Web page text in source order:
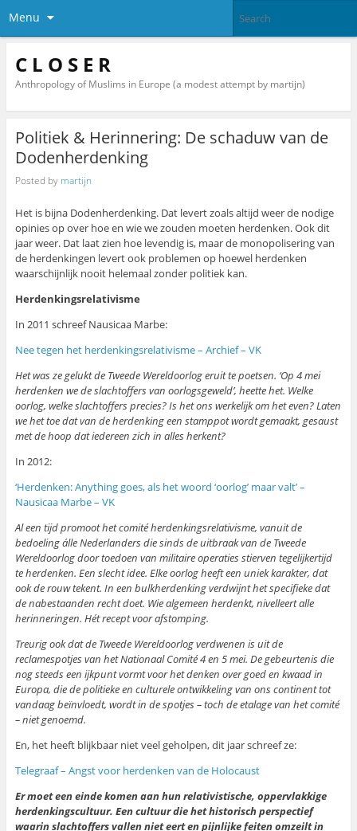
Menu
C L O S E R
Anthropology of Muslims in Europe (a modest attempt by martijn)
Politiek & Herinnering: De schaduw van de
Dodenherdenking
Posted by martijn
Het is bijna Dodenherdenking. Dat levert zoals altijd weer de nodige
opinies op over hoe en wie we zouden moeten herdenken. Ook dit
jaar weer. Dat laat zien hoe levendig is, maar de monopolisering van
de herdenkingen levert ook problemen op hoewel herdenken
waarschijnlijk nooit helemaal zonder politiek kan.
Herdenkingsrelativisme
In 2011 schreef Nausicaa Marbe:
Nee tegen het herdenkingsrelativisme – Archief – VK
Het was ze gelukt de Tweede Wereldoorlog eruit te poetsen. ‘Op 4 mei
herdenken we de slachtoffers van oorlogsgeweld’, heette het. Welke
oorlog, welke slachtoffers precies? Is het ons werkelijk om het even? Laten
we het toe dat van de herdenking een stamppot wordt gemaakt, gesaust
met de hoop dat iedereen zich in alles herkent?
In 2012:
‘Herdenken: Anything goes, als het woord ‘oorlog’ maar valt’ –
Nausicaa Marbe – VK
Al een tijd promoot het comité herdenkingsrelativisme, vanuit de
bedoeling álle Nederlanders die sinds de uitbraak van de Tweede
Wereldoorlog door toedoen van militaire operaties stierven tegelijkertijd
te herdenken. Een slecht idee. Elke oorlog heeft een uniek karakter, dat
ook de rouw tekent. In een bulkherdenking verdwijnt het specifieke dat
de nabestaanden recht doet. Wie algemeen herdenkt, nivelleert alle
herinneringen. Hét recept voor afstomping.
Treurig ook dat de Tweede Wereldoorlog verdwenen is uit de
reclamespotjes van het Nationaal Comité 4 en 5 mei. De gebeurtenis die
nog steeds een ijkpunt vormt voor het denken over goed en kwaad in
Europa, die de politieke en culturele ontwikkeling van ons continent tot
vandaag beïnvloedt, wordt in de spotjes – toch de etalage van het comité
– niet genoemd.
En, het heeft blijkbaar niet veel geholpen, dit jaar schreef ze:
Telegraaf – Angst voor herdenken van de Holocaust
Er moet een einde komen aan hun relativistische, oppervlakkige
herdenkingscultuur. Een cultuur die het historisch perspectief
waarin slachtoffers vallen niet eert en pijnlijke feiten omzeilt in